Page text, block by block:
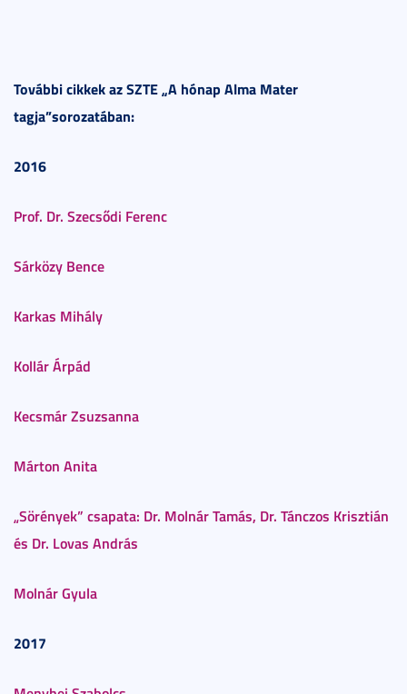
További cikkek az SZTE „A hónap Alma Mater
tagja”sorozatában:
2016
Prof. Dr. Szecsődi Ferenc
Sárközy Bence
Karkas Mihály
Kollár Árpád
Kecsmár Zsuzsanna
Márton Anita
„Sörények” csapata: Dr. Molnár Tamás, Dr. Tánczos Krisztián
és Dr. Lovas András
Molnár Gyula
2017